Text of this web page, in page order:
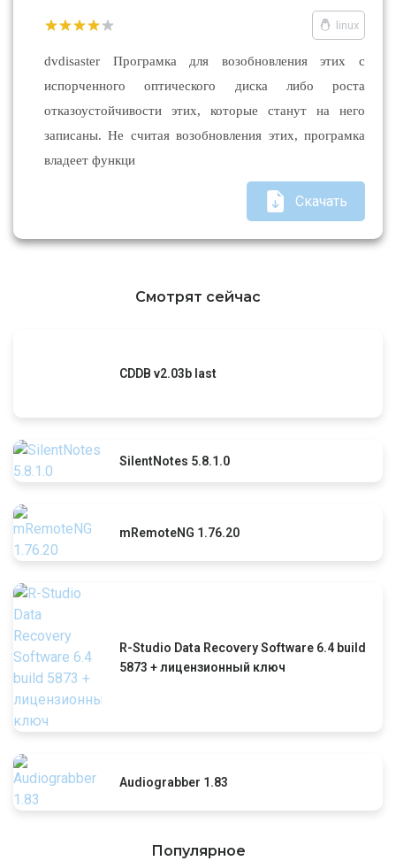
linux
dvdisaster Програмка для возобновления этих с
испорченного оптического диска либо роста
отказоустойчивости этих, которые станут на него
записаны. Не считая возобновления этих, програмка
владеет функци
Скачать
Смотрят сейчас
CDDB v2.03b last
SilentNotes 5.8.1.0
mRemoteNG 1.76.20
R-Studio Data Recovery Software 6.4 build
5873 + лицензионный ключ
Audiograbber 1.83
Популярное